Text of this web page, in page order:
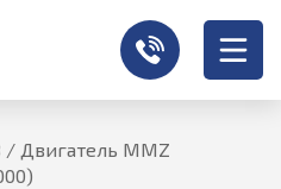
/ Двигатель MMZ